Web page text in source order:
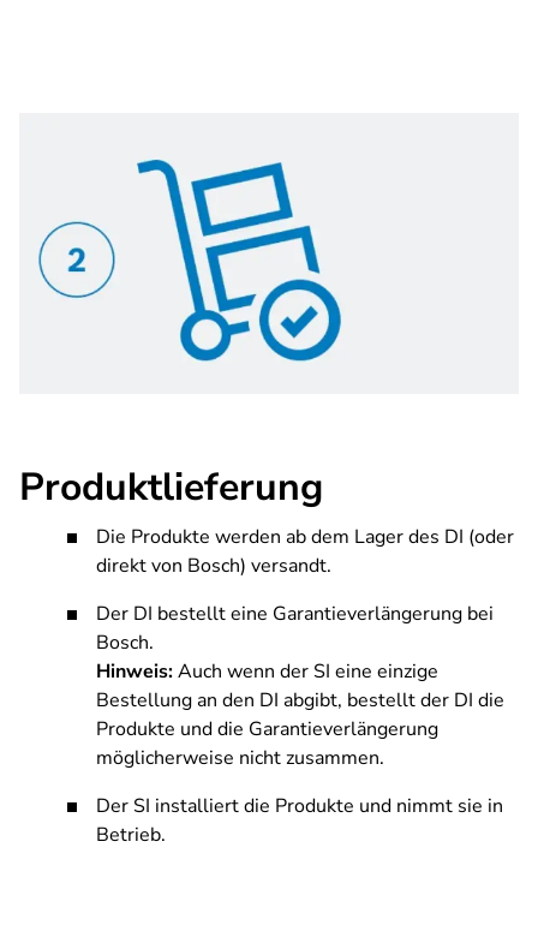
Produktlieferung
Die Produkte werden ab dem Lager des DI (oder
direkt von Bosch) versandt.
Der DI bestellt eine Garantieverlängerung bei
Bosch.
Hinweis:Auch wenn der SI eine einzige
Bestellung an den DI abgibt, bestellt der DI die
Produkte und die Garantieverlängerung
möglicherweise nicht zusammen.
Der SI installiert die Produkte und nimmt sie in
Betrieb.